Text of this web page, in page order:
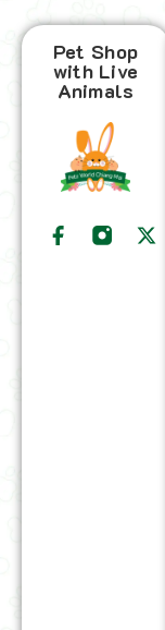
Pet Shop
with Live
Animals